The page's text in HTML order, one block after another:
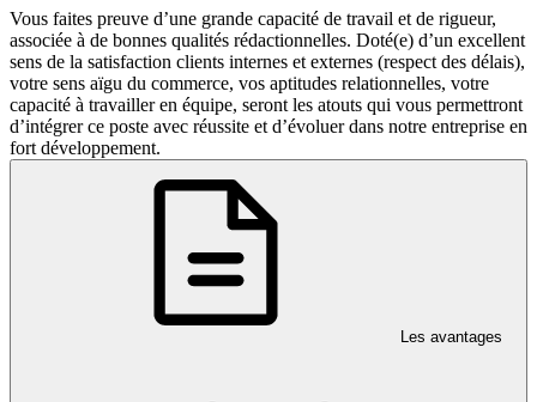
Vous faites preuve d’une grande capacité de travail et de rigueur,
associée à de bonnes qualités rédactionnelles. Doté(e) d’un excellent
sens de la satisfaction clients internes et externes (respect des délais),
votre sens aïgu du commerce, vos aptitudes relationnelles, votre
capacité à travailler en équipe, seront les atouts qui vous permettront
d’intégrer ce poste avec réussite et d’évoluer dans notre entreprise en
fort développement.
Les avantages